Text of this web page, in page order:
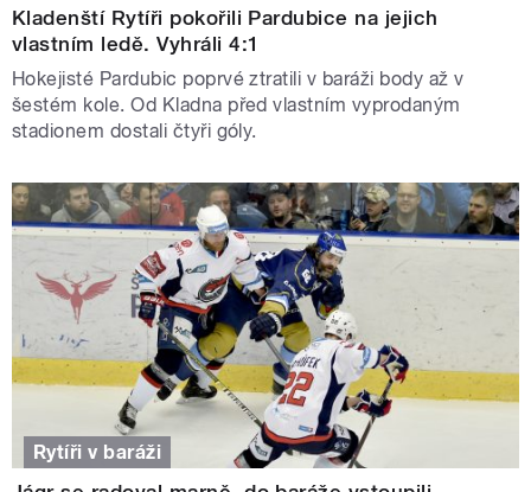
Kladenští Rytíři pokořili Pardubice na jejich
vlastním ledě. Vyhráli 4:1
Hokejisté Pardubic poprvé ztratili v baráži body až v
šestém kole. Od Kladna před vlastním vyprodaným
stadionem dostali čtyři góly.
Rytíři v baráži